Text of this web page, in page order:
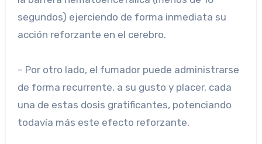
segundos) ejerciendo de forma inmediata su
acción reforzante en el cerebro.
– Por otro lado, el fumador puede administrarse
de forma recurrente, a su gusto y placer, cada
una de estas dosis gratificantes, potenciando
todavía más este efecto reforzante.